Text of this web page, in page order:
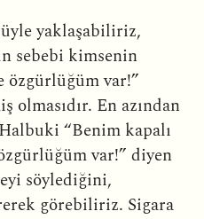
yaklaşabiliriz,
sebebi kimsenin
özgürlüğüm var!”
En azından
“Benim kapalı
var!” diyen
söylediğini,
görebiliriz. Sigara